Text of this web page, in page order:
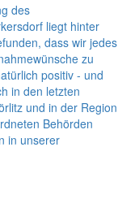
des
liegt hinter
dass wir jedes
zu
positiv - und
in den letzten
und in der Region
Behörden
in unserer